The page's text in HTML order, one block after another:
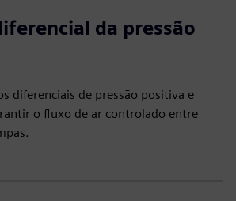
da pressão
diferenciais de pressão positiva e
o fluxo de ar controlado entre